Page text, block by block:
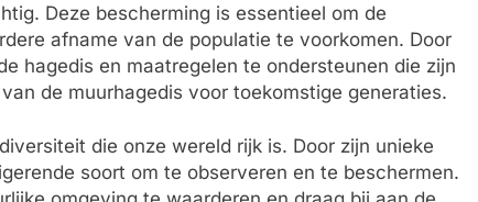
Deze bescherming is essentieel om de
afname van de populatie te voorkomen. Door
hagedis en maatregelen te ondersteunen die zijn
de muurhagedis voor toekomstige generaties.
die onze wereld rijk is. Door zijn unieke
soort om te observeren en te beschermen.